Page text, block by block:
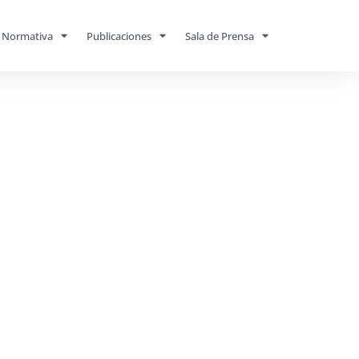
Normativa Publicaciones Sala de Prensa